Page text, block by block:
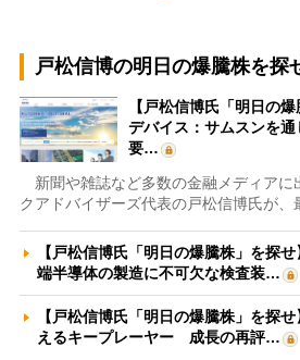
戸松信博の明日の爆騰株を探
【戸松信博氏「明日の
デバイス：サムスンを
要…
新聞や雑誌など多数の金融メディアに
クアドバイザーズ代表の戸松信博氏が
【戸松信博氏「明日の爆騰株」を探
端半導体の製造に不可欠な検査装…
【戸松信博氏「明日の爆騰株」を探
えるキープレーヤー 成長の再評…